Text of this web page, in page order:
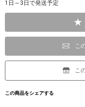
1日～3日で発送予定
こ
こ
この商品をシェアする